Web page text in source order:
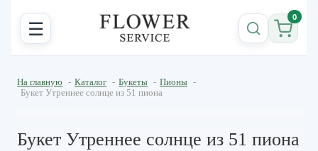
☰ 0
На главную - Каталог - Букеты - Пионы -
Букет Утреннее солнце из 51 пиона
Букет Утреннее солнце из 51 пиона